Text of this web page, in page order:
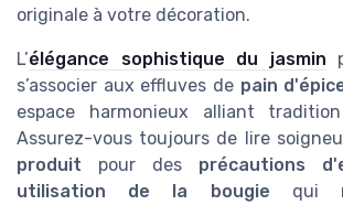
originale à votre décoration.
L’élégance sophistique du jasmin
s’associer aux effluves de pain
espace harmonieux alliant
Assurez-vous toujours de lire
produit pour des précautions
utilisation de la bougie qui